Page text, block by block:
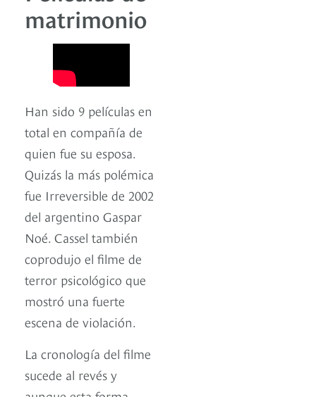
matrimonio
Han sido 9 películas en
total en compañía de
quien fue su esposa.
Quizás la más polémica
fue Irreversible de 2002
del argentino Gaspar
Noé. Cassel también
coprodujo el filme de
terror psicológico que
mostró una fuerte
escena de violación.
La cronología del filme
sucede al revés y